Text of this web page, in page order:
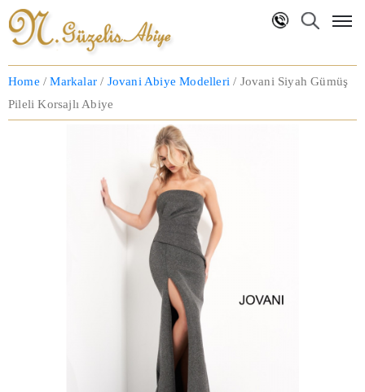
Anasayfa
Hakkımızda
Home /Markalar / Jovani Abiye Modelleri / Jovani Siyah Gümüş
Pileli Korsajlı Abiye